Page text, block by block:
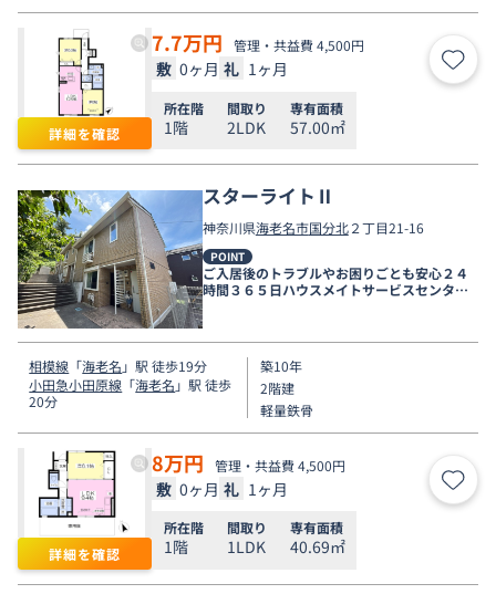
詳細を確認
7.7万円 管理・共益費 4,500円
敷 0ヶ月 礼 1ヶ月 お気
所在階
1階
間取り
2LDK
専有面積
57.00㎡
スターライトⅡ
神奈川県海老名市国分北２丁目21-16
POINT
ご入居後のトラブルやお困りごとも安心２４
時間３６５日ハウスメイトサービスセンター
電話受付対応。
相模線 「海老名 」駅 徒歩19分
小田急小田原線 「海老名 」駅 徒歩
20分
築10年
2階建
軽量鉄骨
詳細を確認
8万円 管理・共益費 4,500円
敷 0ヶ月 礼 1ヶ月 お気
所在階
1階
間取り
1LDK
専有面積
40.69㎡